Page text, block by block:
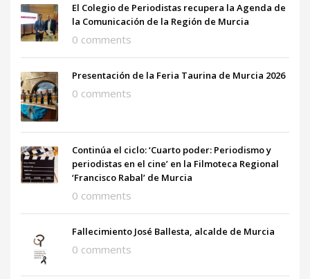
El Colegio de Periodistas recupera la Agenda de
la Comunicación de la Región de Murcia
0 comments
Presentación de la Feria Taurina de Murcia 2026
0 comments
Continúa el ciclo: ‘Cuarto poder: Periodismo y
periodistas en el cine’ en la Filmoteca Regional
‘Francisco Rabal’ de Murcia
0 comments
Fallecimiento José Ballesta, alcalde de Murcia
0 comments